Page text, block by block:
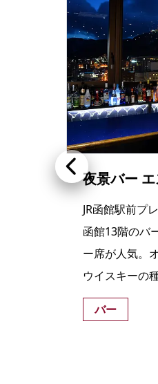
JR函館駅前プ
函館13階のバ
ー席が人気。
ウイスキーの
バー